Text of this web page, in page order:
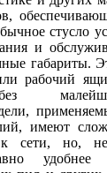
стусло
и
габариты.
рабочий
имеют
к сети, но,